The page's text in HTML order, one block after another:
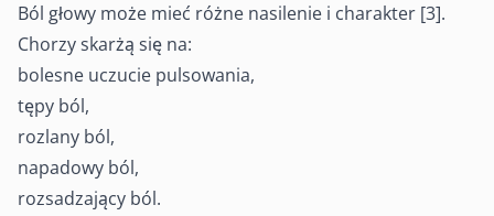
Ból głowy może mieć różne nasilenie i charakter [3].
Chorzy skarżą się na:
bolesne uczucie pulsowania,
tępy ból,
rozlany ból,
napadowy ból,
rozsadzający ból.